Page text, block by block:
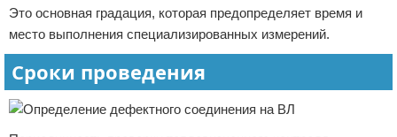
Это основная градация, которая предопределяет время и
место выполнения специализированных измерений.
Сроки проведения